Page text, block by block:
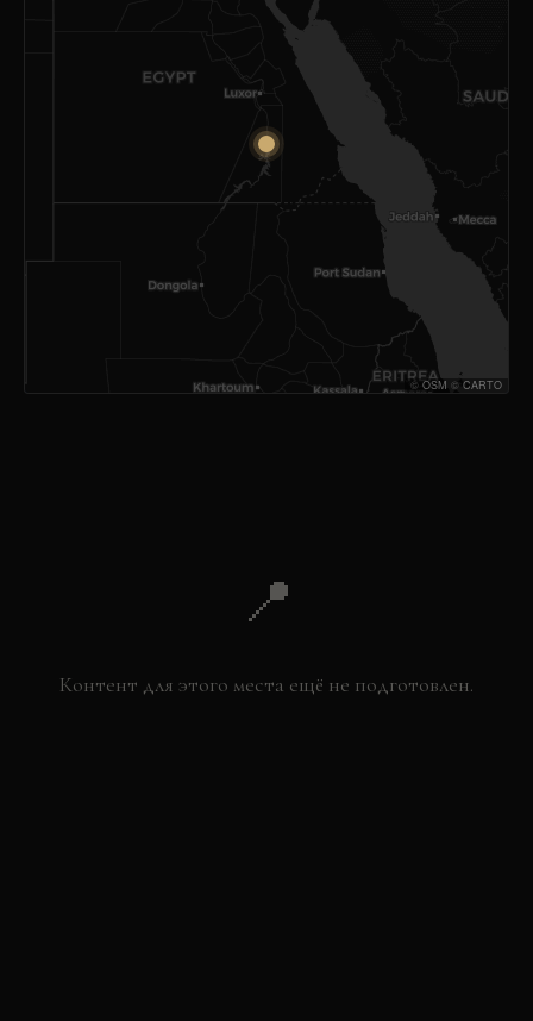
©OSM © CARTO
📍
Контент для этого места ещё не подготовлен.